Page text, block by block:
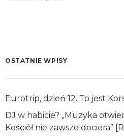
OSTATNIE WPISY
Eurotrip, dzień 12. To jest
DJ w habicie? „Muzyka
Kościół nie zawsze dociera”